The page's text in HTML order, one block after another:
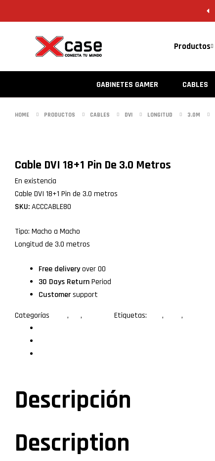
Productos
GABINETES GAMER CABLES
HOME PRODUCTOS CABLES DVI LONGITUD 3.0M
Cable DVI 18+1 Pin De 3.0 Metros
En existencia
Cable DVI 18+1 Pin de 3.0 metros
SKU:ACCCABLE80
Tipo: Macho a Macho
Longitud de 3.0 metros
Free deliveryover 00
30 Days ReturnPeriod
Customersupport
Categorías
, , Etiquetas: , ,
Descripción
Description